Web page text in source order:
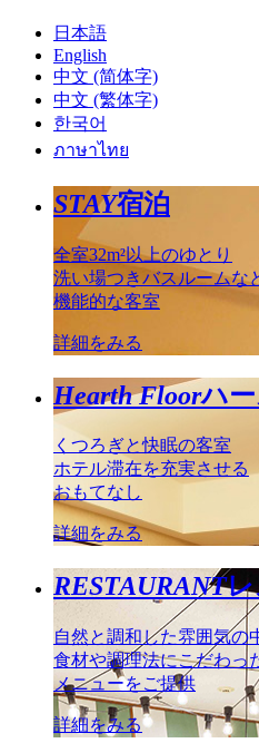
日本語
English
中文 (简体字)
中文 (繁体字)
한국어
ภาษาไทย
STAY宿泊
全室32m²以上のゆとり
洗い場つきバスルームな
機能的な客室
詳細をみる
Hearth Floorハ
くつろぎと快眠の客室
ホテル滞在を充実させる
おもてなし
詳細をみる
RESTAURANT
自然と調和した雰囲気の
食材や調理法にこだわっ
メニューをご提供
詳細をみる